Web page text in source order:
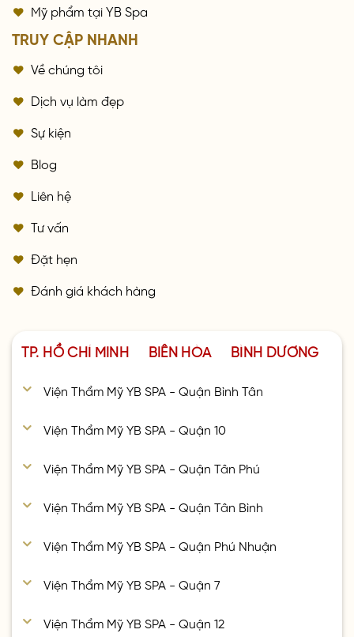
Mỹ phẩm tại YB Spa
TRUY CẬP NHANH
Về chúng tôi
Dịch vụ làm đẹp
Sự kiện
Blog
Liên hệ
Tư vấn
Đặt hẹn
Đánh giá khách hàng
TP. HỒ CHÍ MINH BIÊN HÒA BÌNH DƯƠNG
Viện Thẩm Mỹ YB SPA - Quận Bình Tân
Viện Thẩm Mỹ YB SPA - Quận 10
Viện Thẩm Mỹ YB SPA - Quận Tân Phú
Viện Thẩm Mỹ YB SPA - Quận Tân Bình
Viện Thẩm Mỹ YB SPA - Quận Phú Nhuận
Viện Thẩm Mỹ YB SPA - Quận 7
Viện Thẩm Mỹ YB SPA - Quận 12